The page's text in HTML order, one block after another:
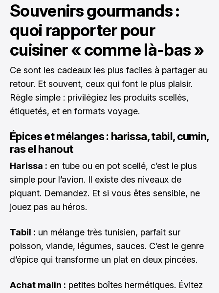
Souvenirs gourmands :
quoi rapporter pour
cuisiner « comme là-bas »
Ce sont les cadeaux les plus faciles à partager au
retour. Et souvent, ceux qui font le plus plaisir.
Règle simple : privilégiez les produits scellés,
étiquetés, et en formats voyage.
Épices et mélanges : harissa, tabil, cumin,
ras el hanout
Harissa : en tube ou en pot scellé, c’est le plus
simple pour l’avion. Il existe des niveaux de
piquant. Demandez. Et si vous êtes sensible, ne
jouez pas au héros.
Tabil : un mélange très tunisien, parfait sur
poisson, viande, légumes, sauces. C’est le genre
d’épice qui transforme un plat en deux pincées.
Achat malin : petites boîtes hermétiques. Évitez